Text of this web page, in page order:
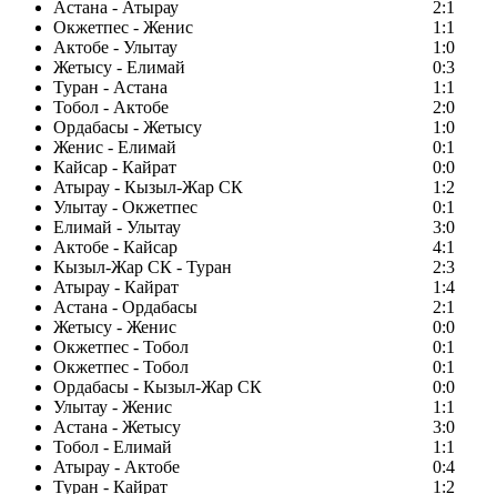
Астана - Атырау
2:1
Окжетпес - Женис
1:1
Актобе - Улытау
1:0
Жетысу - Елимай
0:3
Туран - Астана
1:1
Тобол - Актобе
2:0
Ордабасы - Жетысу
1:0
Женис - Елимай
0:1
Кайсар - Кайрат
0:0
Атырау - Кызыл-Жар СК
1:2
Улытау - Окжетпес
0:1
Елимай - Улытау
3:0
Актобе - Кайсар
4:1
Кызыл-Жар СК - Туран
2:3
Атырау - Кайрат
1:4
Астана - Ордабасы
2:1
Жетысу - Женис
0:0
Окжетпес - Тобол
0:1
Окжетпес - Тобол
0:1
Ордабасы - Кызыл-Жар СК
0:0
Улытау - Женис
1:1
Астана - Жетысу
3:0
Тобол - Елимай
1:1
Атырау - Актобе
0:4
Туран - Кайрат
1:2